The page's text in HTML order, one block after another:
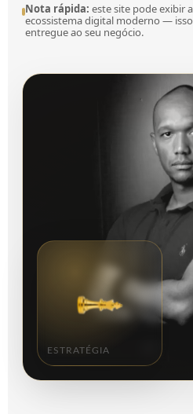
Nota rápida: este site pode exibir
ecossistema digital moderno —
entregue ao seu negócio.
ESTRATÉGIA